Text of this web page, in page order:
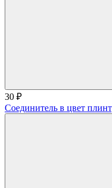
30 ₽
Соединитель в цвет